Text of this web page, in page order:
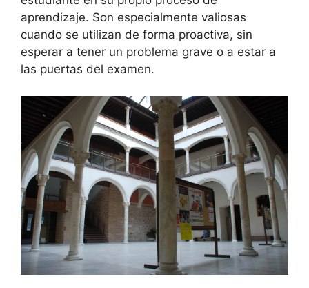
aprendizaje. Son especialmente valiosas
cuando se utilizan de forma proactiva, sin
esperar a tener un problema grave o a estar a
las puertas del examen.